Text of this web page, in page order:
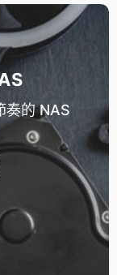
奏的 NAS